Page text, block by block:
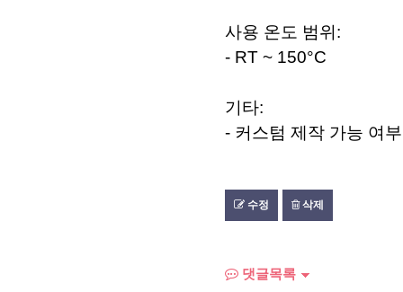
사용 온도 범위:
- RT ~ 150°C
기타:
- 커스텀 제작 가능 여
수정 삭제
댓글목록